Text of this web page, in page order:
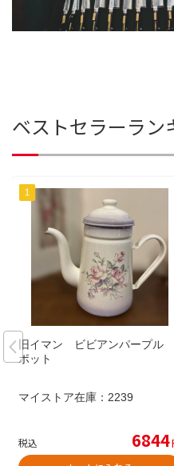
ベストセラーラン
旧イマン ビビアンパープル
ポット
マイストア在庫： 2239
税込 6844